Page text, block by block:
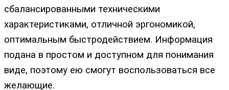
сбалансированными техническими
характеристиками, отличной эргономикой,
оптимальным быстродействием. Информация
подана в простом и доступном для понимания
виде, поэтому ею смогут воспользоваться все
желающие.